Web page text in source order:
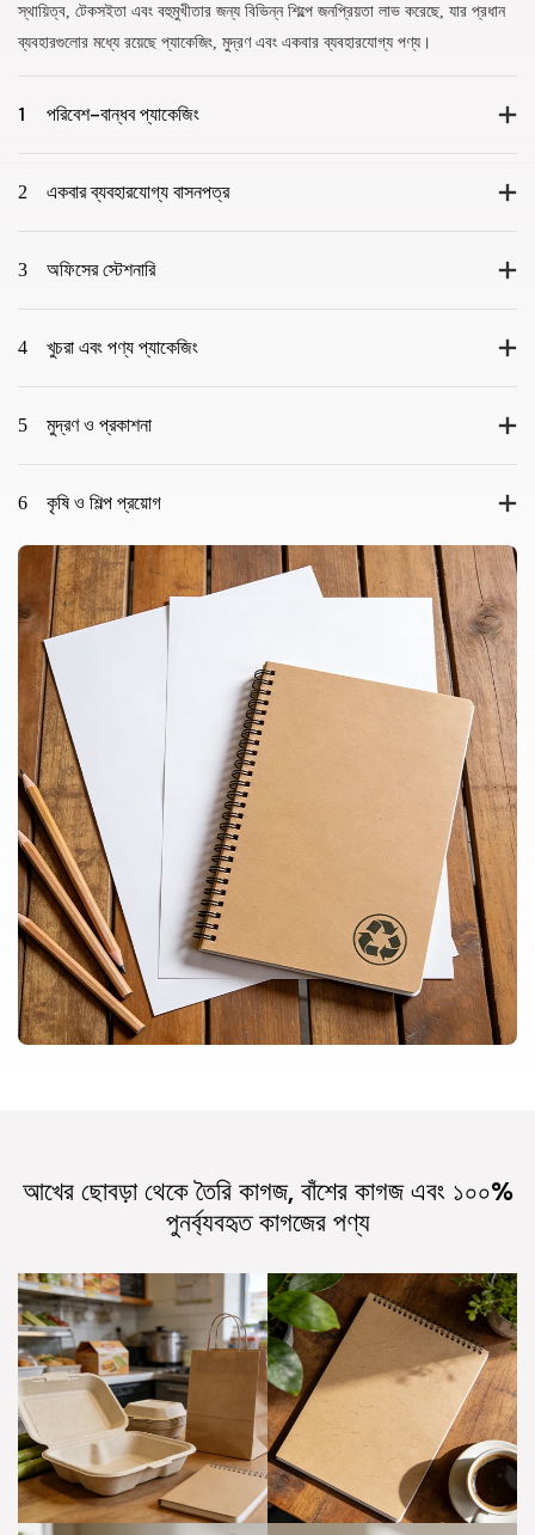
স্থায়িত্ব, টেকসইতা এবং বহুমুখীতার জন্য বিভিন্ন শিল্পে জনপ্রিয়তা লাভ করেছে, যার প্রধান
ব্যবহারগুলোর মধ্যে রয়েছে প্যাকেজিং, মুদ্রণ এবং একবার ব্যবহারযোগ্য পণ্য।
1 পরিবেশ-বান্ধব প্যাকেজিং
2 একবার ব্যবহারযোগ্য বাসনপত্র
3 অফিসের স্টেশনারি
4 খুচরা এবং পণ্য প্যাকেজিং
5 মুদ্রণ ও প্রকাশনা
6 কৃষি ও শিল্প প্রয়োগ
আখের ছোবড়া থেকে তৈরি কাগজ, বাঁশের কাগজ এবং ১০০%
পুনর্ব্যবহৃত কাগজের পণ্য